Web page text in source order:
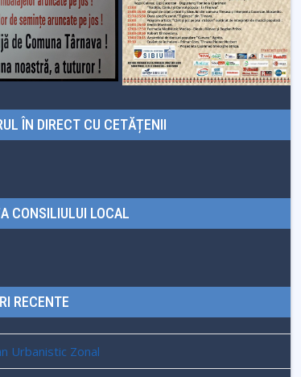
ÎN DIRECT CU CETĂȚENII
CONSILIULUI LOCAL
RECENTE
Urbanistic Zonal